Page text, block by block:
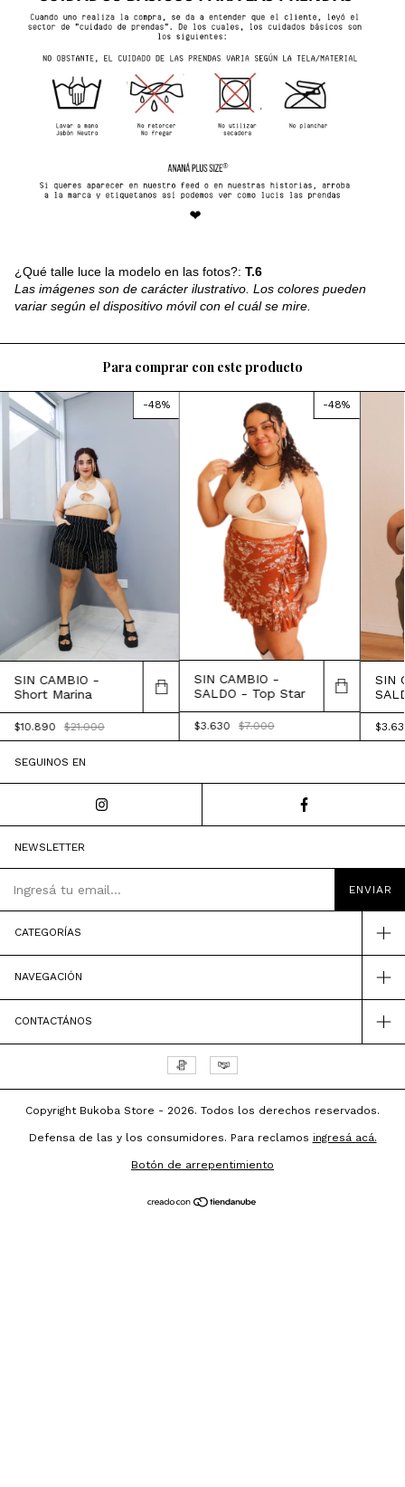
¿Qué talle luce la modelo en las fotos?: T.6
Las imágenes son de carácter ilustrativo. Los colores pueden
variar según el dispositivo móvil con el cuál se mire.
Para comprar con este producto
-48%
SIN CAMBIO -
Short Marina
$10.890 $21.000
-48%
SIN CAMBIO -
SALDO - Top Star
$3.630 $7.000
SIN
SEGUINOS EN
NEWSLETTER
CATEGORÍAS
NAVEGACIÓN
CONTACTÁNOS
Copyright Bukoba Store - 2026. Todos los derechos reservados.
Defensa de las y los consumidores. Para reclamos ingresá acá.
Botón de arrepentimiento